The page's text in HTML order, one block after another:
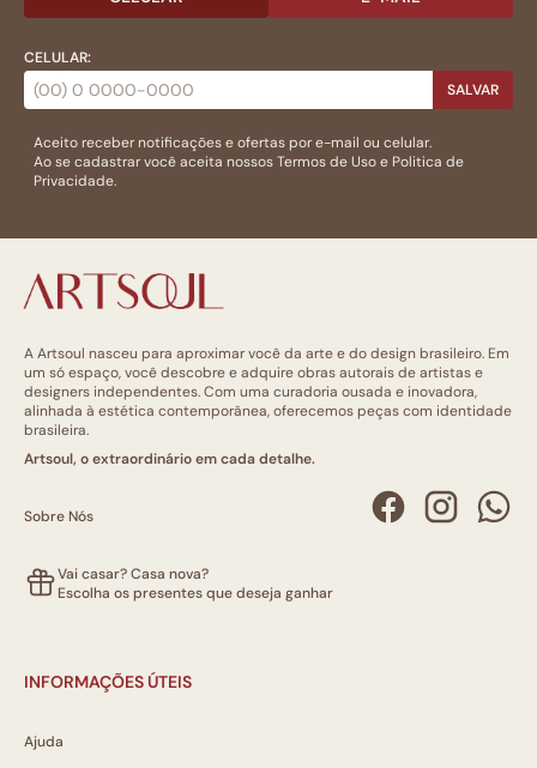
CELULAR:
SALVAR
Aceito receber notificações e ofertas por e-mail ou celular.
Ao se cadastrar você aceita nossosTermos de Usoe Politica de
Privacidade.
A Artsoul nasceu para aproximar você da arte e do design brasileiro. Em
um só espaço, você descobre e adquire obras autorais de artistas e
designers independentes. Com uma curadoria ousada e inovadora,
alinhada à estética contemporânea, oferecemos peças com identidade
brasileira.
Artsoul, o extraordinário em cada detalhe.
Sobre Nós
Vai casar? Casa nova?
Escolha os presentes que deseja ganhar
INFORMAÇÕES ÚTEIS
Ajuda